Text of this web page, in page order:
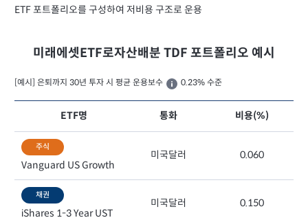
ETF 포트폴리오를 구성하여 저비용 구조로 운용
미래에셋ETF로자산배분 TDF 포트폴리오 예시
[예시] 은퇴까지 30년 투자 시 평균 운용보수 0.23% 수준
ETF명 통화 비용(%)
주식
Vanguard US Growth
미국달러 0.060
채권
iShares 1-3 Year UST
미국달러 0.150